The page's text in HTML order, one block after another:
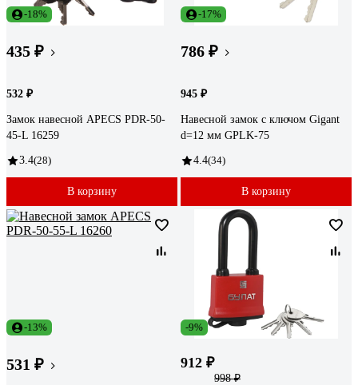
-18%
435 ₽
532 ₽
Замок навесной APECS PDR-50-
45-L 16259
3.4(28)
В корзину
-17%
786 ₽
945 ₽
Навесной замок с ключом Gigant
d=12 мм GPLK-75
4.4(34)
В корзину
-13%
531 ₽
-9%
912 ₽
998 ₽